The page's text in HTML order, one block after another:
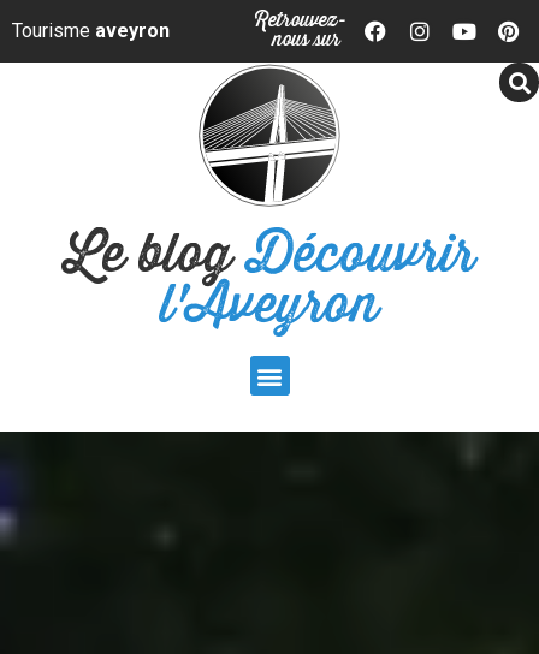
Panneau de gestion des cookies
Tourisme aveyron Retrouvez-
nous sur
Le blogDécouvrir
l'Aveyron